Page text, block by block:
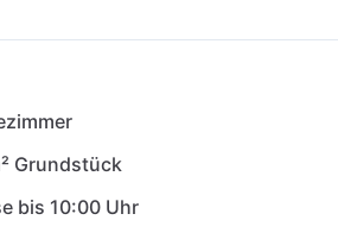
Der Flughafen von Pula liegt 30
istrischen Halbinsel sollten Sie
Grundstück
bis 10:00 Uhr